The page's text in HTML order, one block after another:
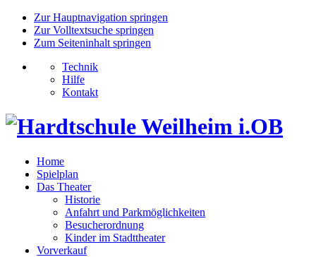
Zur Hauptnavigation springen
Zur Volltextsuche springen
Zum Seiteninhalt springen
Technik
Hilfe
Kontakt
Home
Spielplan
Das Theater
Historie
Anfahrt und Parkmöglichkeiten
Besucherordnung
Kinder im Stadttheater
Vorverkauf